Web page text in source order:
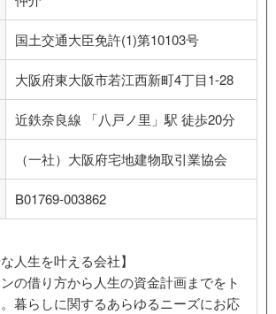
国土交通大臣免許(1)第10103号
大阪府東大阪市若江西新町4丁目1-28
近鉄奈良線 「八戸ノ里」駅 徒歩20分
（一社）大阪府宅地建物取引業協会
B01769-003862
人生を叶える会社】
の借り方から人生の資金計画までをト
暮らしに関するあらゆるニーズにお応